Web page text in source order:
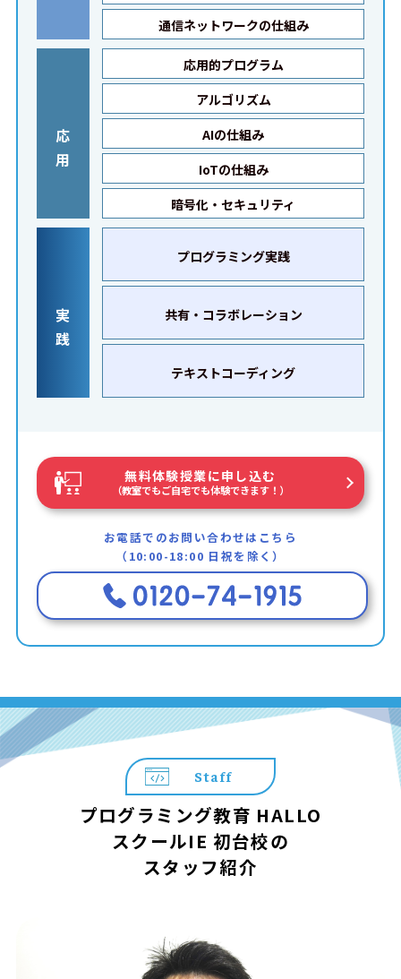
通信ネットワークの仕組み
応
用
応用的プログラム
アルゴリズム
AIの仕組み
IoTの仕組み
暗号化・セキュリティ
実
践
プログラミング実践
共有・コラボレーション
テキストコーディング
無料体験授業に申し込む
（教室でもご自宅でも体験できます！）
お電話でのお問い合わせはこちら
（10:00-18:00 日祝を除く）
Staff
プログラミング教育 HALLO
スクールIE 初台校の
スタッフ紹介